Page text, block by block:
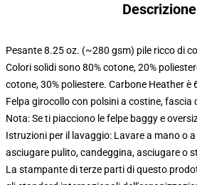
Descrizione
Pesante 8.25 oz. (~280 gsm) pile ricco di
Colori solidi sono 80% cotone, 20%
cotone, 30% poliestere. Carbone Heather è
Felpa girocollo con polsini a costine, fascia
Nota: Se ti piacciono le felpe baggy e
Istruzioni per il lavaggio: Lavare a mano o
asciugare pulito, candeggina, asciugare o
La stampante di terze parti di questo